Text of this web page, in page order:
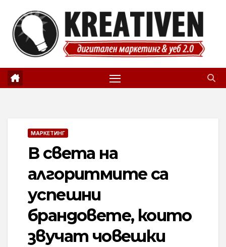
content
МАРКЕТИНГ
В света на
алгоритмите са
успешни
брандовете, които
звучат човешки